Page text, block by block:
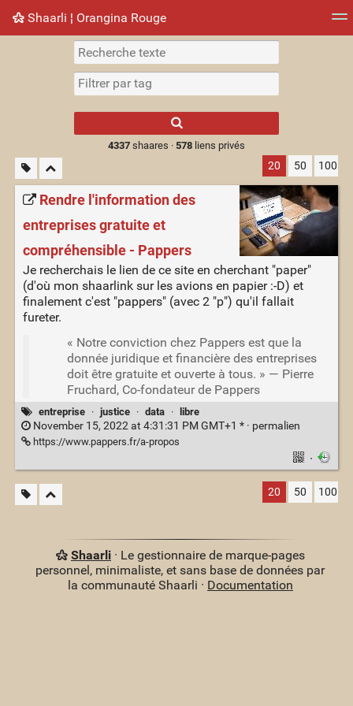
Shaarli ¦ Orangina Rouge
Nuage de tags Mur d'images
results.
4337shaares · 578liens privés
20 50 100
Rendre l'information des
entreprises gratuite et
compréhensible - Pappers
Je recherchais le lien de ce site en cherchant "paper"
(d'où mon shaarlink sur les avions en papier :-D) et
finalement c'est "pappers" (avec 2 "p") qu'il fallait
fureter.
« Notre conviction chez Pappers est que la
donnée juridique et financière des entreprises
doit être gratuite et ouverte à tous. » — Pierre
Fruchard, Co-fondateur de Pappers
entreprise · justice · data · libre
November 15, 2022 at 4:31:31 PM GMT+1 * · permalien
https://www.pappers.fr/a-propos
·
20 50 100
Shaarli· Le gestionnaire de marque-pages
personnel, minimaliste, et sans base de données par
la communauté Shaarli · Documentation